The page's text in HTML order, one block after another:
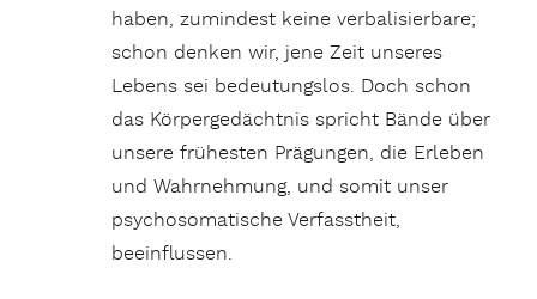
haben, zumindest keine verbalisierbare;
schon denken wir, jene Zeit unseres
Lebens sei bedeutungslos. Doch schon
das Körpergedächtnis spricht Bände über
unsere frühesten Prägungen, die Erleben
und Wahrnehmung, und somit unser
psychosomatische Verfasstheit,
beeinflussen.